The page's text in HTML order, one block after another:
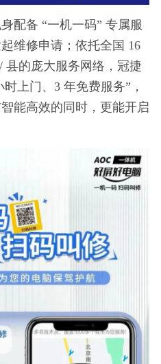
配备 “一机一码” 专属服
维修申请；依托全国 16
县的庞大服务网络，冠捷
上门、3 年免费服务”，
能高效的同时，更能开启